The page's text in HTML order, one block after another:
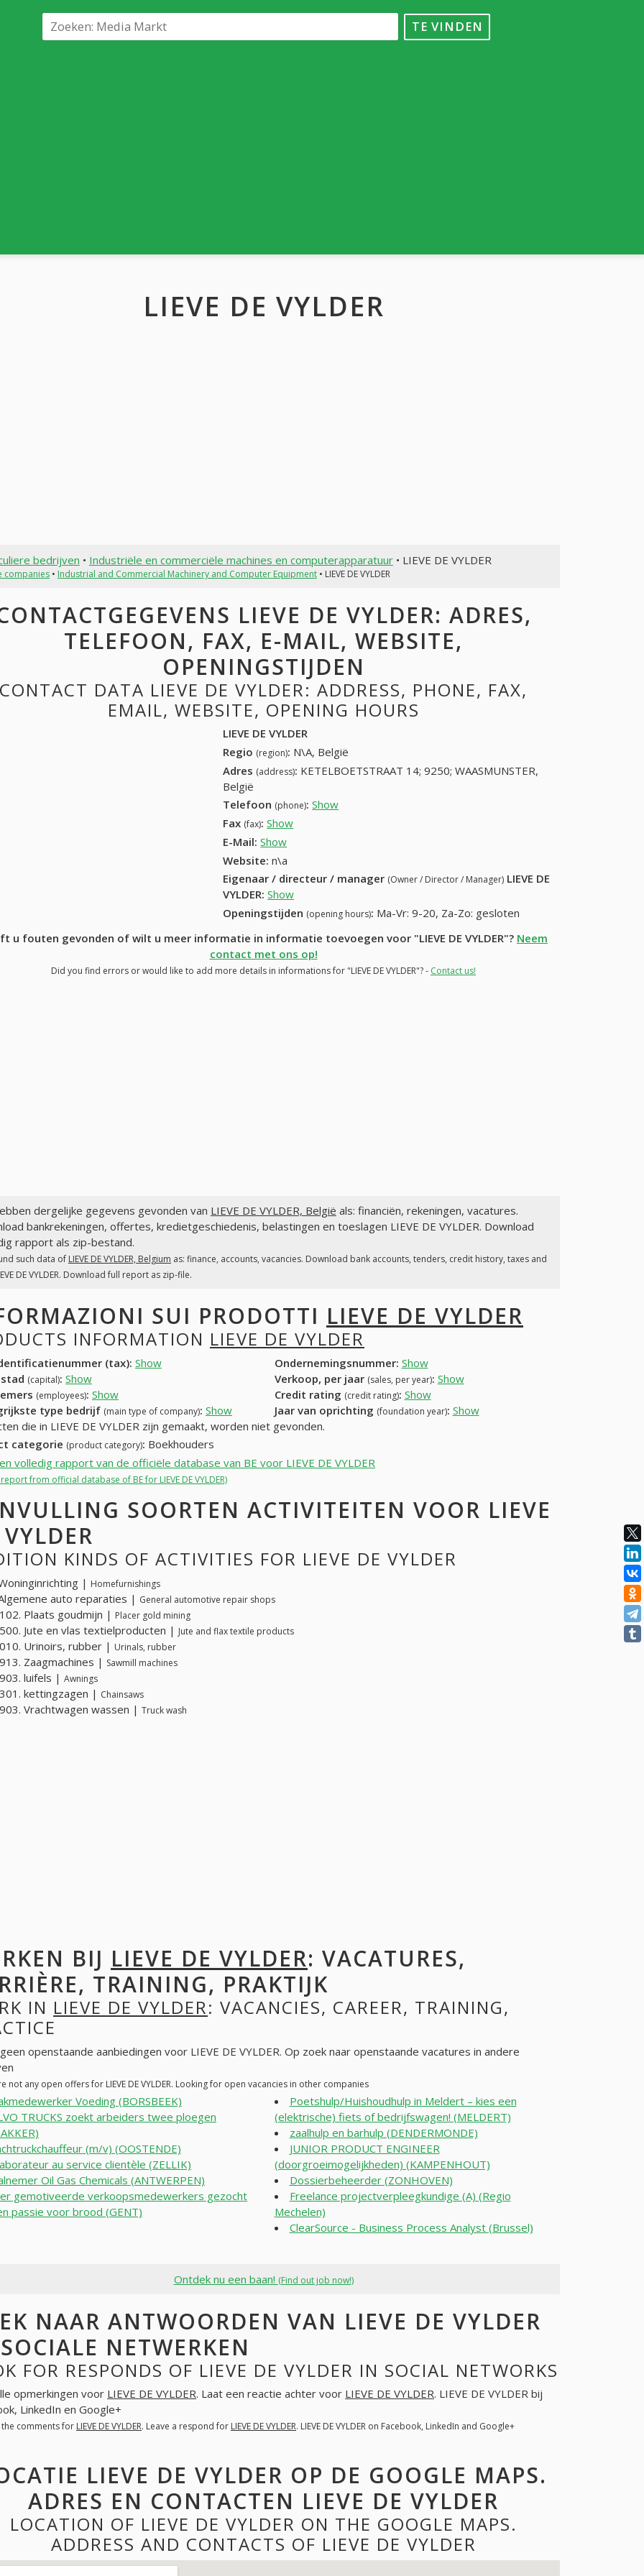
TE VINDEN
LIEVE DE VYLDER
bedrijven • Industriële en commerciële machines en computerapparatuur• LIEVE DE VYLDER
companies• Industrial and Commercial Machinery and Computer Equipment• LIEVE DE VYLDER
LIEVE DE VYLDER: ADRES,
TELEFOON, FAX, E-MAIL, WEBSITE,
OPENINGSTIJDEN
CONTACT DATA LIEVE DE VYLDER: ADDRESS, PHONE, FAX,
EMAIL, WEBSITE, OPENING HOURS
LIEVE DE VYLDER
Regio (region): N\A, België
Adres (address): KETELBOETSTRAAT 14; 9250; WAASMUNSTER,
België
Telefoon (phone): Show
Fax (fax): Show
E-Mail: Show
Website: n\a
Eigenaar / directeur / manager (Owner / Director / Manager) LIEVE DE
VYLDER: Show
Openingstijden (opening hours): Ma-Vr: 9-20, Za-Zo: gesloten
u fouten gevonden of wilt u meer informatie in informatie toevoegen voor "LIEVE DE VYLDER"? Neem
contact met ons op!
Did you find errors or would like to add more details in informations for "LIEVE DE VYLDER"? - Contact us!
dergelijke gegevens gevonden van LIEVE DE VYLDER, België als: financiën, rekeningen, vacatures.
bankrekeningen, offertes, kredietgeschiedenis, belastingen en toeslagen LIEVE DE VYLDER. Download
rapport als zip-bestand.
such data of LIEVE DE VYLDER, Belgium as: finance, accounts, vacancies. Download bank accounts, tenders, credit history, taxes and
DE VYLDER. Download full report as zip-file.
SUI PRODOTTI LIEVE DE VYLDER
INFORMATION LIEVE DE VYLDER
(tax): Show Ondernemingsnummer: Show
(capital): Show Verkoop, per jaar (sales, per year): Show
(employees): Show Credit rating (credit rating): Show
type bedrijf (main type of company): Show Jaar van oprichting (foundation year): Show
die in LIEVE DE VYLDER zijn gemaakt, worden niet gevonden.
categorie (product category): Boekhouders
volledig rapport van de officiële database van BE voor LIEVE DE VYLDER
from official database of BE for LIEVE DE VYLDER)
SOORTEN ACTIVITEITEN VOOR LIEVE
KINDS OF ACTIVITIES FOR LIEVE DE VYLDER
| Homefurnishings
auto reparaties | General automotive repair shops
Plaats goudmijn | Placer gold mining
Jute en vlas textielproducten | Jute and flax textile products
Urinoirs, rubber | Urinals, rubber
Zaagmachines | Sawmill machines
luifels | Awnings
kettingzagen | Chainsaws
Vrachtwagen wassen | Truck wash
BIJ LIEVE DE VYLDER: VACATURES,
TRAINING, PRAKTIJK
IN LIEVE DE VYLDER: VACANCIES, CAREER, TRAINING,
openstaande aanbiedingen voor LIEVE DE VYLDER. Op zoek naar openstaande vacatures in andere
not any open offers for LIEVE DE VYLDER. Looking for open vacancies in other companies
Voeding (BORSBEEK)
TRUCKS zoekt arbeiders twee ploegen
(m/v) (OOSTENDE)
au service clientèle (ZELLIK)
Oil Gas Chemicals (ANTWERPEN)
gemotiveerde verkoopsmedewerkers gezocht
passie voor brood (GENT)
Poetshulp/Huishoudhulp in Meldert – kies een
(elektrische) fiets of bedrijfswagen! (MELDERT)
zaalhulp en barhulp (DENDERMONDE)
JUNIOR PRODUCT ENGINEER
(doorgroeimogelijkheden) (KAMPENHOUT)
Dossierbeheerder (ZONHOVEN)
Freelance projectverpleegkundige (A) (Regio
Mechelen)
ClearSource - Business Process Analyst (Brussel)
Ontdek nu een baan! (Find out job now!)
NAAR ANTWOORDEN VAN LIEVE DE VYLDER
NETWERKEN
FOR RESPONDS OF LIEVE DE VYLDER IN SOCIAL NETWORKS
opmerkingen voor LIEVE DE VYLDER. Laat een reactie achter voor LIEVE DE VYLDER. LIEVE DE VYLDER bij
LinkedIn en Google+
the comments for LIEVE DE VYLDER. Leave a respond for LIEVE DE VYLDER. LIEVE DE VYLDER on Facebook, LinkedIn and Google+
LIEVE DE VYLDER OP DE GOOGLE MAPS.
ADRES EN CONTACTEN LIEVE DE VYLDER
LOCATION OF LIEVE DE VYLDER ON THE GOOGLE MAPS.
ADDRESS AND CONTACTS OF LIEVE DE VYLDER